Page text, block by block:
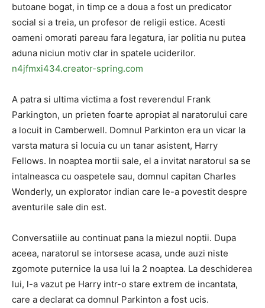
butoane bogat, in timp ce a doua a fost un predicator
social si a treia, un profesor de religii estice. Acesti
oameni omorati pareau fara legatura, iar politia nu putea
aduna niciun motiv clar in spatele uciderilor.
n4jfmxi434.creator-spring.com
A patra si ultima victima a fost reverendul Frank
Parkington, un prieten foarte apropiat al naratorului care
a locuit in Camberwell. Domnul Parkinton era un vicar la
varsta matura si locuia cu un tanar asistent, Harry
Fellows. In noaptea mortii sale, el a invitat naratorul sa se
intalneasca cu oaspetele sau, domnul capitan Charles
Wonderly, un explorator indian care le-a povestit despre
aventurile sale din est.
Conversatiile au continuat pana la miezul noptii. Dupa
aceea, naratorul se intorsese acasa, unde auzi niste
zgomote puternice la usa lui la 2 noaptea. La deschiderea
lui, l-a vazut pe Harry intr-o stare extrem de incantata,
care a declarat ca domnul Parkinton a fost ucis.